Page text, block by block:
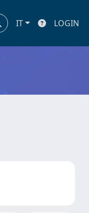
IT LOGIN